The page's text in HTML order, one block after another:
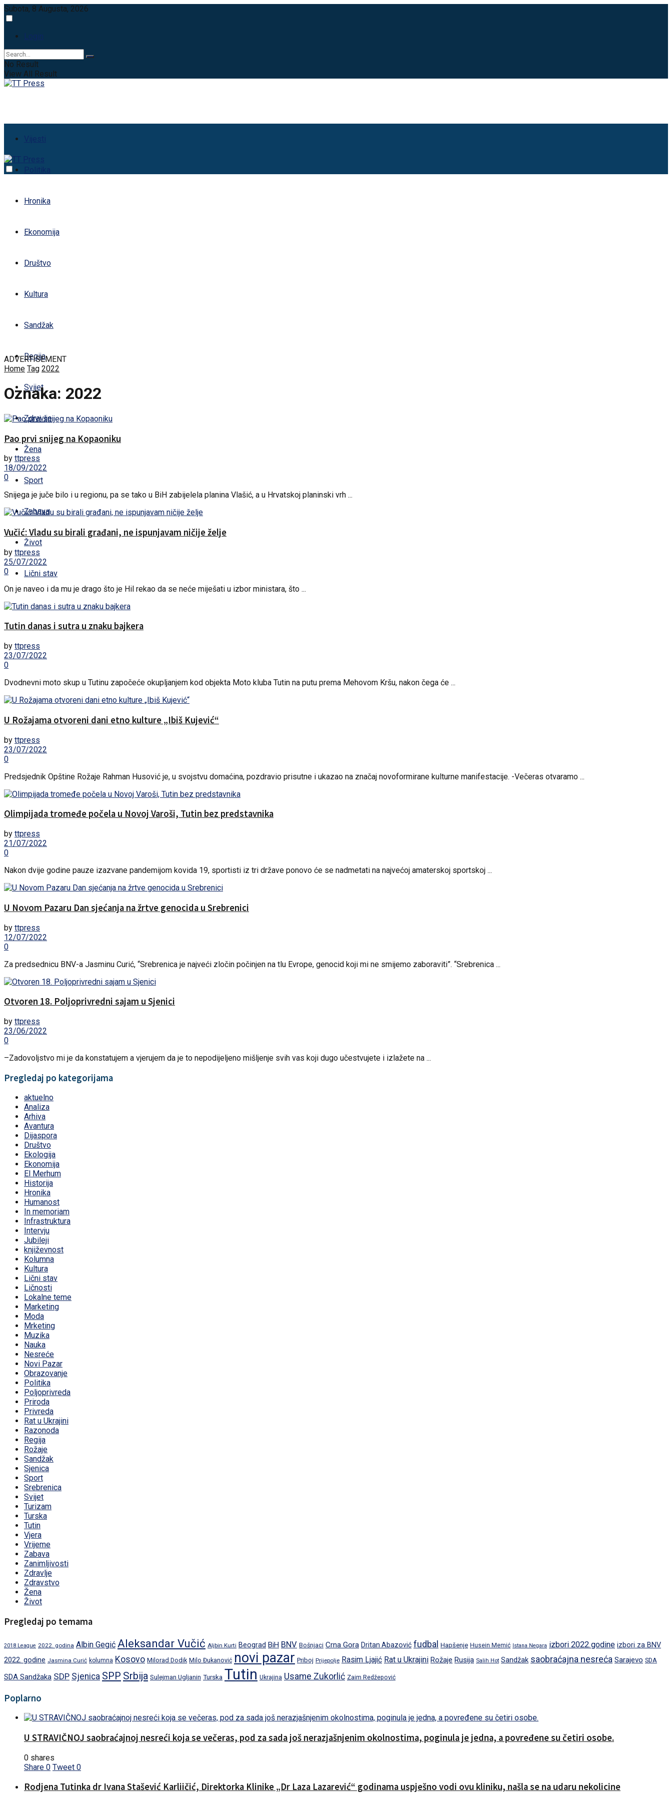
Subota, 8 Augusta, 2026
Login
No Result
View All Result
Vijesti
Politika
Hronika
Ekonomija
Društvo
Kultura
Sandžak
Regija
Svijet
Zdravlje
Žena
Sport
Zabava
Život
Lični stav
ADVERTISEMENT
Home Tag 2022
Oznaka: 2022
Pao prvi snijeg na Kopaoniku
by ttpress
18/09/2022
0
Snijega je juče bilo i u regionu, pa se tako u BiH zabijelela planina Vlašić, a u Hrvatskoj planinski vrh ...
Vučić: Vladu su birali građani, ne ispunjavam ničije želje
by ttpress
25/07/2022
0
On je naveo i da mu je drago što je Hil rekao da se neće miješati u izbor ministara, što ...
Tutin danas i sutra u znaku bajkera
by ttpress
23/07/2022
0
Dvodnevni moto skup u Tutinu započeće okupljanjem kod objekta Moto kluba Tutin na putu prema Mehovom Kršu, nakon čega će ...
U Rožajama otvoreni dani etno kulture „Ibiš Kujević“
by ttpress
23/07/2022
0
Predsjednik Opštine Rožaje Rahman Husović je, u svojstvu domaćina, pozdravio prisutne i ukazao na značaj novoformirane kulturne manifestacije. -Večeras otvaramo ...
Olimpijada tromeđe počela u Novoj Varoši, Tutin bez predstavnika
by ttpress
21/07/2022
0
Nakon dvije godine pauze izazvane pandemijom kovida 19, sportisti iz tri države ponovo će se nadmetati na najvećoj amaterskoj sportskoj ...
U Novom Pazaru Dan sjećanja na žrtve genocida u Srebrenici
by ttpress
12/07/2022
0
Za predsednicu BNV-a Jasminu Curić, “Srebrenica je najveći zločin počinjen na tlu Evrope, genocid koji mi ne smijemo zaboraviti”. “Srebrenica ...
Otvoren 18. Poljoprivredni sajam u Sjenici
by ttpress
23/06/2022
0
–Zadovoljstvo mi je da konstatujem a vjerujem da je to nepodijeljeno mišljenje svih vas koji dugo učestvujete i izlažete na ...
Pregledaj po kategorijama
aktuelno
Analiza
Arhiva
Avantura
Dijaspora
Društvo
Ekologija
Ekonomija
El Merhum
Historija
Hronika
Humanost
In memoriam
Infrastruktura
Intervju
Jubileji
književnost
Kolumna
Kultura
Lični stav
Ličnosti
Lokalne teme
Marketing
Moda
Mrketing
Muzika
Nauka
Nesreće
Novi Pazar
Obrazovanje
Politika
Poljoprivreda
Priroda
Privreda
Rat u Ukrajini
Razonoda
Regija
Rožaje
Sandžak
Sjenica
Sport
Srebrenica
Svijet
Turizam
Turska
Tutin
Vjera
Vrijeme
Zabava
Zanimljivosti
Zdravlje
Zdravstvo
Žena
Život
Pregledaj po temama
2018 League 2022. godina Albin Gegić Aleksandar Vučić Aljbin Kurti Beograd BiH BNV Bošnjaci Crna Gora Dritan Abazović fudbal Hapšenje Husein Memić Istana Negara izbori 2022.godine izbori za BNV
2022. godine Jasmina Curić kolumna Kosovo Milorad Dodik Milo Đukanović novi pazar Priboj Prijepolje Rasim Ljajić Rat u Ukrajini Rožaje Rusija Salih Hot Sandžak saobraćajna nesreća Sarajevo SDA
SDA Sandžaka SDP Sjenica SPP Srbija Sulejman Ugljanin Turska Tutin Ukrajina Usame Zukorlić Zaim Redžepović
Poplarno
U STRAVIČNOJ saobraćajnoj nesreći koja se večeras, pod za sada još nerazjašnjenim okolnostima, poginula je jedna, a povređene su četiri osobe.
0 shares
Share 0 Tweet 0
Rodjena Tutinka dr Ivana Stašević Karliičić, Direktorka Klinike „Dr Laza Lazarević“ godinama uspješno vodi ovu kliniku, našla se na udaru nekolicine